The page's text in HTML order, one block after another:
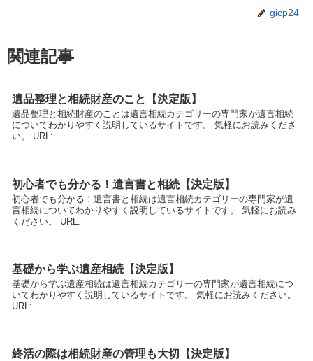
gicp24
関連記事
遺品整理と相続財産のこと【決定版】
遺品整理と相続財産のことは遺言相続カテゴリーの専門家が遺言相続
についてわかりやすく説明しているサイトです。 気軽にお読みくださ
い。 URL:
初心者でも分かる！遺言書と相続【決定版】
初心者でも分かる！遺言書と相続は遺言相続カテゴリーの専門家が遺
言相続についてわかりやすく説明しているサイトです。 気軽にお読み
ください。 URL:
基礎から学ぶ遺産相続【決定版】
基礎から学ぶ遺産相続は遺言相続カテゴリーの専門家が遺言相続につ
いてわかりやすく説明しているサイトです。 気軽にお読みください。
URL:
終活の際は相続財産の管理も大切【決定版】